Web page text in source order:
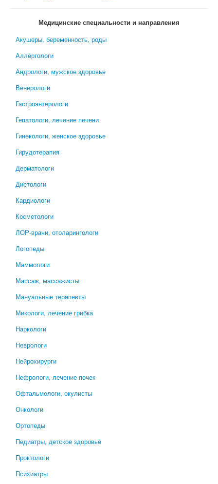
Медицинские специальности и направления
Акушеры, беременность, роды
Аллергологи
Андрологи, мужское здоровье
Венерологи
Гастроэнтерологи
Гепатологи, лечение печени
Гинекологи, женское здоровье
Гирудотерапия
Дерматологи
Диетологи
Кардиологи
Косметологи
ЛОР-врачи, отоларингологи
Логопеды
Маммологи
Массаж, массажисты
Мануальные терапевты
Микологи, лечение грибка
Наркологи
Неврологи
Нейрохирурги
Нефрологи, лечение почек
Офтальмологи, окулисты
Онкологи
Ортопеды
Педиатры, детское здоровье
Проктологи
Психиатры